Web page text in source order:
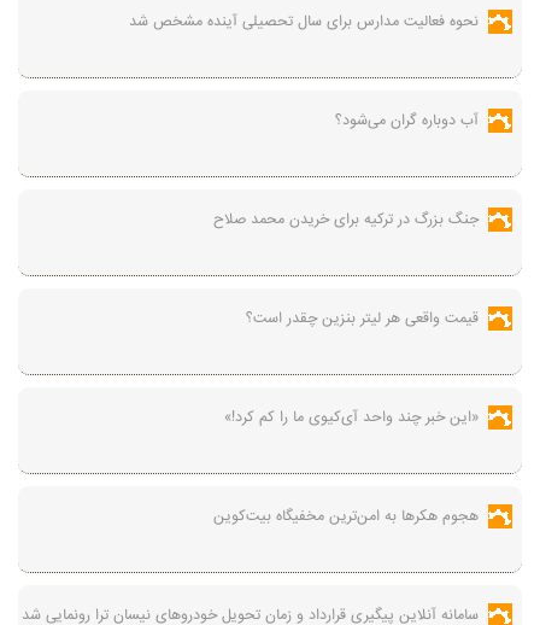
نحوه فعالیت مدارس برای سال تحصیلی آینده مشخص شد
آب دوباره گران می‌شود؟
جنگ بزرگ در ترکیه برای خریدن محمد صلاح
قیمت واقعی هر لیتر بنزین چقدر است؟
«این خبر چند واحد آی‌کیوی ما را کم کرد!»
هجوم هکرها به امن‌ترین مخفیگاه بیت‌کوین
سامانه آنلاین پیگیری قرارداد‌ و زمان تحویل خودرو‌های نیسان ترا رونمایی شد